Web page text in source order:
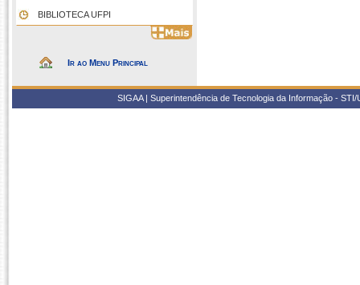
BIBLIOTECA UFPI
Ir ao Menu Principal
SIGAA | Superintendência de Tecnologia da Informação -